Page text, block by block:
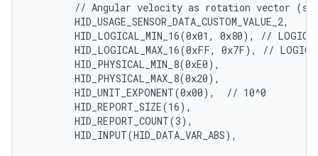
// Angular velocity as rotation vector
        HID_USAGE_SENSOR_DATA_CUSTOM_VALUE_2,
HID_LOGICAL_MIN_16(0x01, 0x80), //
HID_LOGICAL_MAX_16(0xFF, 0x7F), //
        HID_PHYSICAL_MIN_8(0xE0),
        HID_PHYSICAL_MAX_8(0x20),
        HID_UNIT_EXPONENT(0x00),  // 10^0
        HID_REPORT_SIZE(16),
        HID_REPORT_COUNT(3),
        HID_INPUT(HID_DATA_VAR_ABS),